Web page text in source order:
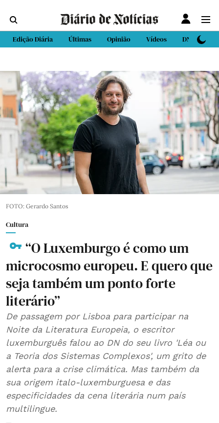
Edição Diária Últimas Opinião Vídeos DN Sport
FOTO: Gerardo Santos
Cultura
“O Luxemburgo é como um
microcosmo europeu. E quero que
seja também um ponto forte
literário”
De passagem por Lisboa para participar na
Noite da Literatura Europeia, o escritor
luxemburguês falou ao DN do seu livro 'Léa ou
a Teoria dos Sistemas Complexos', um grito de
alerta para a crise climática. Mas também da
sua origem italo-luxemburguesa e das
especificidades da cena literária num país
multilingue.